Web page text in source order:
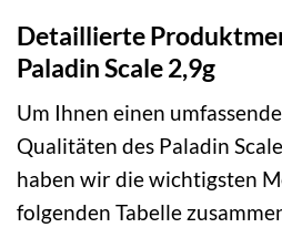
Detaillierte
Paladin Scale 2,9g
Um Ihnen einen
Qualitäten des Paladin
haben wir die wichtigsten
folgenden Tabelle